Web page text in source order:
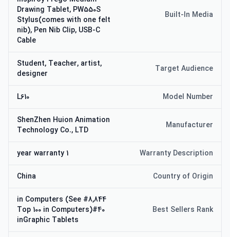
[سازگاری] اتصال سیمی: Windows 7 یا بالاتر، macOS 10.12 یا بالاتر
و Ubuntu 20.04 LTS. اتصال بلوتوث: ویندوز 10 یا جدیدتر 64 بیت،
Built-In Media
Drawing Tablet, PW550S
Stylus(comes with one felt
nib), Pen Nib Clip, USB-C
Cable
Target Audience
Student, Teacher, artist,
designer
Model Number
L610
Manufacturer
ShenZhen Huion Animation
Technology Co., LTD
Warranty Description
1 year warranty
Country of Origin
China
Best Sellers Rank
#8,844 in Computers (See
Top 100 in Computers)#40
inGraphic Tablets